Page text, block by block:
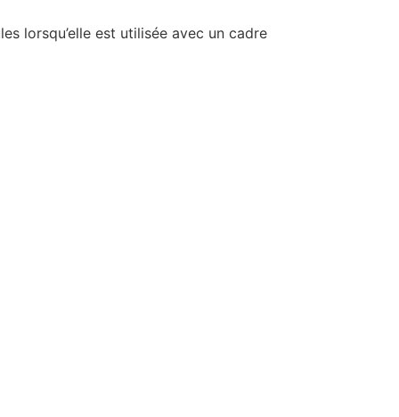
lorsqu’elle est utilisée avec un cadre